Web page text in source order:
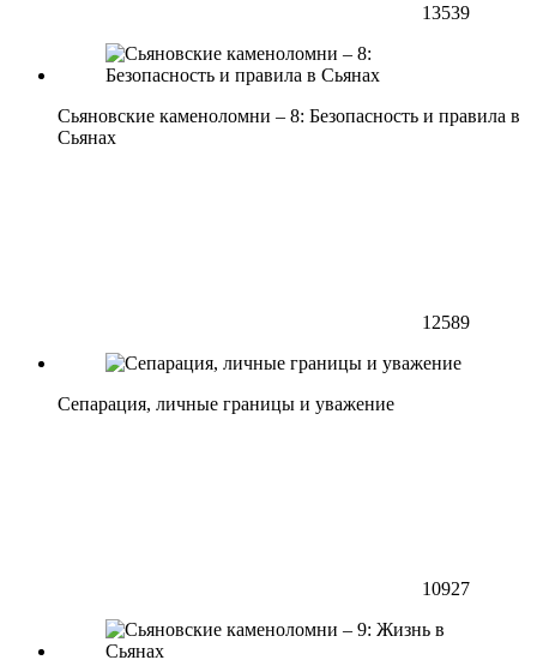
13539
Сьяновские каменоломни – 8: Безопасность и правила в
Сьянах
12589
Сепарация, личные границы и уважение
10927